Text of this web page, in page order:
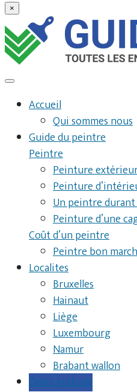
×
Accueil
Qui sommes nous
Guide du peintre
Peintre
Peinture
Peinture
Un peintre durant
Peinture d’une
Coût d’un peintre
Peintre bon
Localites
Bruxelles
Hainaut
Liège
Luxembourg
Namur
Brabant wallon
Devis gratuits